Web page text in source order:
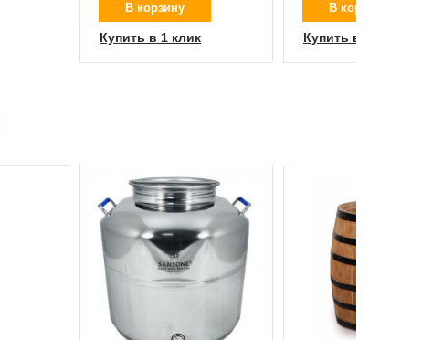
В корзину
Купить в 1 клик
В корзину
Купить в 1 клик